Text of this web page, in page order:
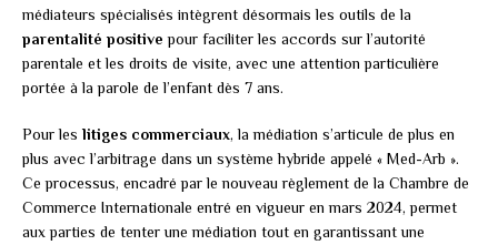
médiateurs spécialisés intègrent désormais les outils de la
parentalité positive pour faciliter les accords sur l’autorité
parentale et les droits de visite, avec une attention particulière
portée à la parole de l’enfant dès 7 ans.
Pour les litiges commerciaux, la médiation s’articule de plus en
plus avec l’arbitrage dans un système hybride appelé « Med-Arb ».
Ce processus, encadré par le nouveau règlement de la Chambre de
Commerce Internationale entré en vigueur en mars 2024, permet
aux parties de tenter une médiation tout en garantissant une